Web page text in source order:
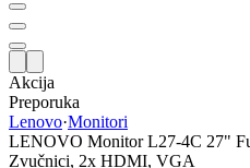
Akcija
Preporuka
Lenovo·Monitori
LENOVO Monitor L27-4C 27"
Zvučnici, 2x HDMI, VGA